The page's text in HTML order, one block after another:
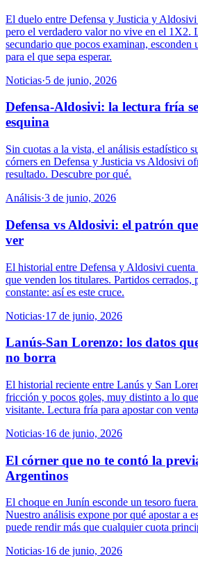
El duelo entre Defensa y Justicia y Aldosivi
pero el verdadero valor no vive en el 1X2.
secundario que pocos examinan, esconden
para el que sepa esperar.
Noticias·5 de junio, 2026
Defensa-Aldosivi: la lectura fría
esquina
Sin cuotas a la vista, el análisis estadístico
córners en Defensa y Justicia vs Aldosivi
resultado. Descubre por qué.
Análisis·3 de junio, 2026
Defensa vs Aldosivi: el patrón
ver
El historial entre Defensa y Aldosivi cuenta
que venden los titulares. Partidos cerrados,
constante: así es este cruce.
Noticias·17 de junio, 2026
Lanús-San Lorenzo: los datos
no borra
El historial reciente entre Lanús y San
fricción y pocos goles, muy distinto a lo
visitante. Lectura fría para apostar con
Noticias·16 de junio, 2026
El córner que no te contó la
Argentinos
El choque en Junín esconde un tesoro
Nuestro análisis expone por qué apostar a
puede rendir más que cualquier cuota
Noticias·16 de junio, 2026